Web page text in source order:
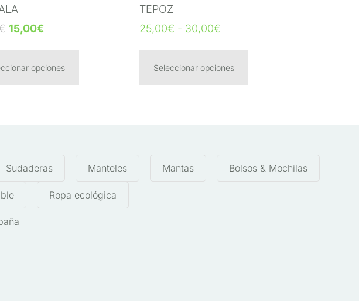
15,00€
opciones
TEPOZ
25,00€ - 30,00€
Seleccionar opciones
Sudaderas Manteles Mantas Bolsos & Mochilas
Ropa ecológica